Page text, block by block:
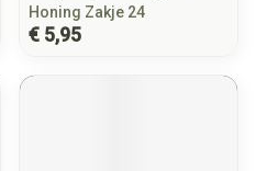
Honing Zakje 24
€ 5,95